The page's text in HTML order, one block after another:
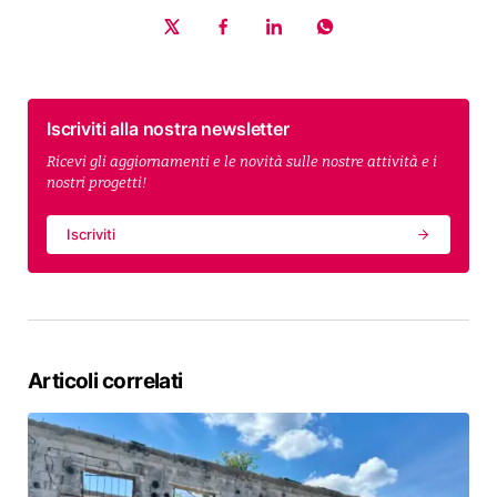
Iscriviti alla nostra newsletter
Ricevi gli aggiornamenti e le novità sulle nostre attività e i
nostri progetti!
Iscriviti
Articoli correlati